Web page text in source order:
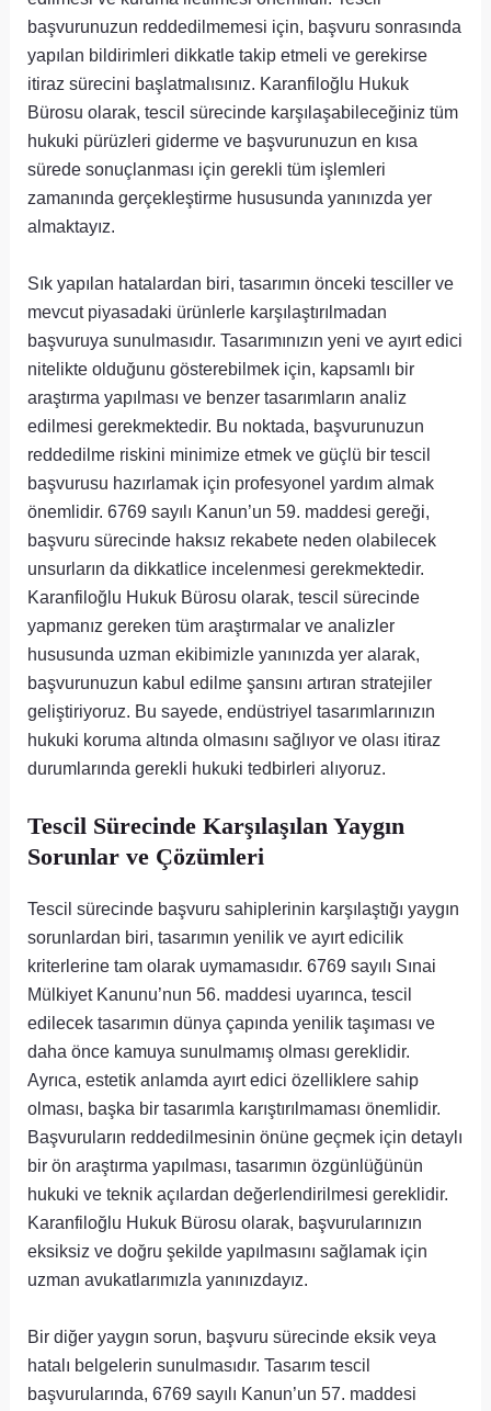
başvurunuzun reddedilmemesi için, başvuru sonrasında
yapılan bildirimleri dikkatle takip etmeli ve gerekirse
itiraz sürecini başlatmalısınız. Karanfiloğlu Hukuk
Bürosu olarak, tescil sürecinde karşılaşabileceğiniz tüm
hukuki pürüzleri giderme ve başvurunuzun en kısa
sürede sonuçlanması için gerekli tüm işlemleri
zamanında gerçekleştirme hususunda yanınızda yer
almaktayız.
Sık yapılan hatalardan biri, tasarımın önceki tesciller ve
mevcut piyasadaki ürünlerle karşılaştırılmadan
başvuruya sunulmasıdır. Tasarımınızın yeni ve ayırt edici
nitelikte olduğunu gösterebilmek için, kapsamlı bir
araştırma yapılması ve benzer tasarımların analiz
edilmesi gerekmektedir. Bu noktada, başvurunuzun
reddedilme riskini minimize etmek ve güçlü bir tescil
başvurusu hazırlamak için profesyonel yardım almak
önemlidir. 6769 sayılı Kanun’un 59. maddesi gereği,
başvuru sürecinde haksız rekabete neden olabilecek
unsurların da dikkatlice incelenmesi gerekmektedir.
Karanfiloğlu Hukuk Bürosu olarak, tescil sürecinde
yapmanız gereken tüm araştırmalar ve analizler
hususunda uzman ekibimizle yanınızda yer alarak,
başvurunuzun kabul edilme şansını artıran stratejiler
geliştiriyoruz. Bu sayede, endüstriyel tasarımlarınızın
hukuki koruma altında olmasını sağlıyor ve olası itiraz
durumlarında gerekli hukuki tedbirleri alıyoruz.
Tescil Sürecinde Karşılaşılan Yaygın
Sorunlar ve Çözümleri
Tescil sürecinde başvuru sahiplerinin karşılaştığı yaygın
sorunlardan biri, tasarımın yenilik ve ayırt edicilik
kriterlerine tam olarak uymamasıdır. 6769 sayılı Sınai
Mülkiyet Kanunu’nun 56. maddesi uyarınca, tescil
edilecek tasarımın dünya çapında yenilik taşıması ve
daha önce kamuya sunulmamış olması gereklidir.
Ayrıca, estetik anlamda ayırt edici özelliklere sahip
olması, başka bir tasarımla karıştırılmaması önemlidir.
Başvuruların reddedilmesinin önüne geçmek için detaylı
bir ön araştırma yapılması, tasarımın özgünlüğünün
hukuki ve teknik açılardan değerlendirilmesi gereklidir.
Karanfiloğlu Hukuk Bürosu olarak, başvurularınızın
eksiksiz ve doğru şekilde yapılmasını sağlamak için
uzman avukatlarımızla yanınızdayız.
Bir diğer yaygın sorun, başvuru sürecinde eksik veya
hatalı belgelerin sunulmasıdır. Tasarım tescil
başvurularında, 6769 sayılı Kanun’un 57. maddesi